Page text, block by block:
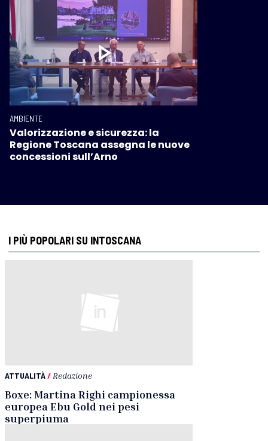
AMBIENTE
Valorizzazione e sicurezza: la
Regione Toscana assegna le nuove
concessioni sull’Arno
I PIÙ POPOLARI SU INTOSCANA
ATTUALITÀ/ Redazione
Boxe: Martina Righi campionessa
europea Ebu Gold nei pesi
superpiuma